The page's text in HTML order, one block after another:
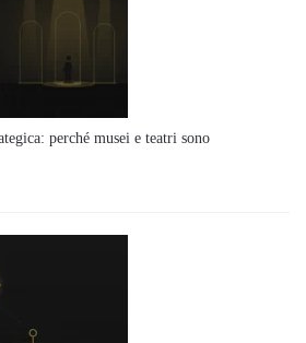
perché musei e teatri sono